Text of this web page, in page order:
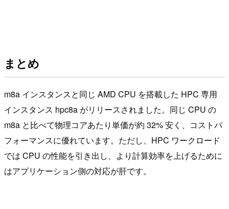
まとめ
m8a インスタンスと同じ AMD CPU を搭載した HPC 専用
インスタンス hpc8a がリリースされました。同じ CPU の
m8a と比べて物理コアあたり単価が約 32% 安く、コストパ
フォーマンスに優れています。ただし、HPC ワークロード
では CPU の性能を引き出し、より計算効率を上げるために
はアプリケーション側の対応が肝です。